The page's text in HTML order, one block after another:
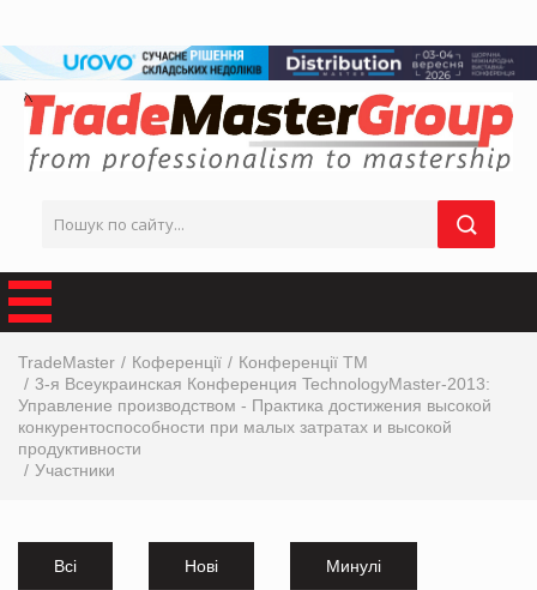
TradeMaster Коференції
Конференції ТМ
3-я Всеукраинская Конференция TechnologyMaster-2013:
Управление производством - Практика достижения высокой
конкурентоспособности при малых затратах и высокой
продуктивности
Участники
Всі Нові Минулі